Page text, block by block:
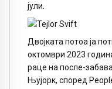
јули.
Двојката потоа ја
октомври 2023
раце на после-
Њујорк, според